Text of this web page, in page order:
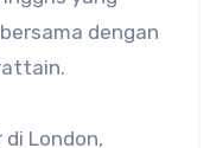
dengan
London,